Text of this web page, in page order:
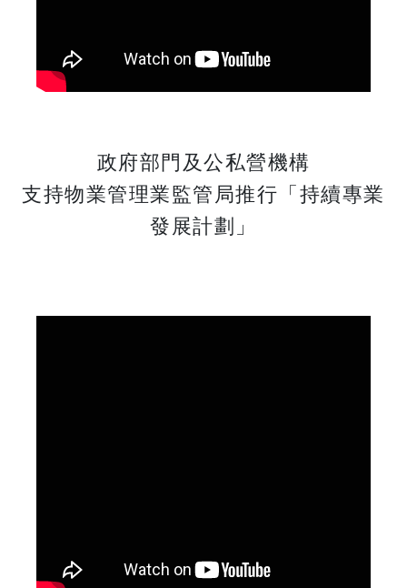
政府部門及公私營機構
​​​​​​​支持物業管理業監管局推行「持續專業
發展計劃」